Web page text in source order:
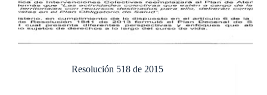
Resolución 518 de 2015